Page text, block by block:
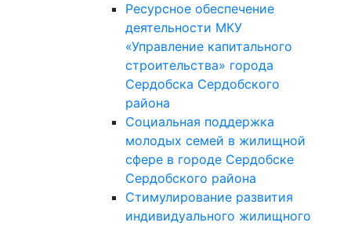
Ресурсное обеспечение
деятельности МКУ
«Управление капитального
строительства» города
Сердобска Сердобского
района
Социальная поддержка
молодых семей в жилищной
сфере в городе Сердобске
Сердобского района
Стимулирование развития
индивидуального жилищного